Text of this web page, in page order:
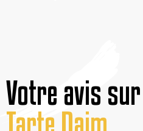
Votre avis sur